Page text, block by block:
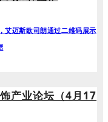
产业论坛（4月17